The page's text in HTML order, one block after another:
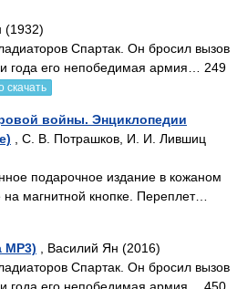
(1932)
Спартак. Он бросил вызов
года его непобедимая армия… 249
скачать
войны. Энциклопедии
, С. В. Потрашков, И. И. Лившиц
подарочное издание в кожаном
магнитной кнопке. Переплет…
MP3) , Василий Ян (2016)
Спартак. Он бросил вызов